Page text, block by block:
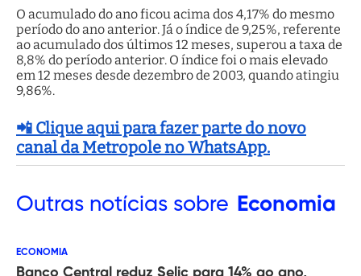
O acumulado do ano ficou acima dos 4,17% do mesmo
período do ano anterior. Já o índice de 9,25%, referente
ao acumulado dos últimos 12 meses, superou a taxa de
8,8% do período anterior. O índice foi o mais elevado
em 12 meses desde dezembro de 2003, quando atingiu
9,86%.
📲 Clique aqui para fazer parte do novo
canal da Metropole no WhatsApp.
Outras notícias sobre Economia
ECONOMIA
Banco Central reduz Selic para 14% ao ano,